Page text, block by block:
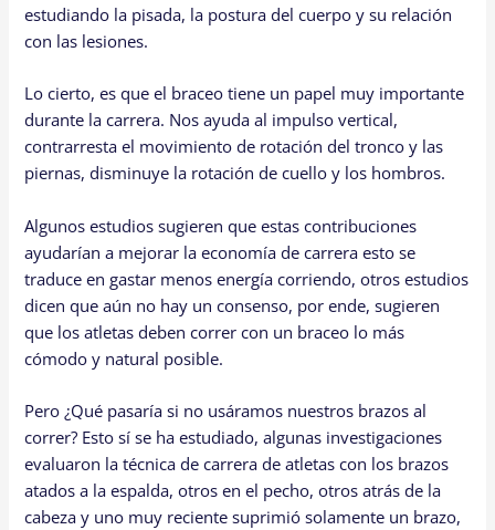
estudiando la pisada, la postura del cuerpo y su relación
con las lesiones.
Lo cierto, es que el braceo tiene un papel muy importante
durante la carrera. Nos ayuda al impulso vertical,
contrarresta el movimiento de rotación del tronco y las
piernas, disminuye la rotación de cuello y los hombros.
Algunos estudios sugieren que estas contribuciones
ayudarían a mejorar la economía de carrera esto se
traduce en gastar menos energía corriendo, otros estudios
dicen que aún no hay un consenso, por ende, sugieren
que los atletas deben correr con un braceo lo más
cómodo y natural posible.
Pero ¿Qué pasaría si no usáramos nuestros brazos al
correr? Esto sí se ha estudiado, algunas investigaciones
evaluaron la técnica de carrera de atletas con los brazos
atados a la espalda, otros en el pecho, otros atrás de la
cabeza y uno muy reciente suprimió solamente un brazo,